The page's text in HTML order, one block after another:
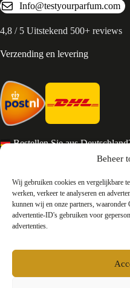
Beheer
Wij gebruiken cookies en vergelijkbare
werken, verkeer te analyseren en
kunnen wij en onze partners, waaronder
advertentie-ID's gebruiken voor
advertenties.
Info@testyourparfum.com
4,8 / 5 Uitstekend 500+ reviews
Verzending en levering
Bestellen Sie aus
Services en Contact
Algemene voorwaarden
Retourneren
Privacy
Contact